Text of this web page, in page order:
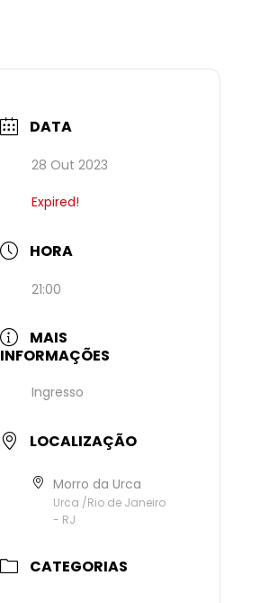
DATA
28 Out 2023
Expired!
HORA
21:00
MAIS
INFORMAÇÕES
Ingresso
LOCALIZAÇÃO
Morro da Urca
Urca /Rio de Janeiro
- RJ
CATEGORIAS